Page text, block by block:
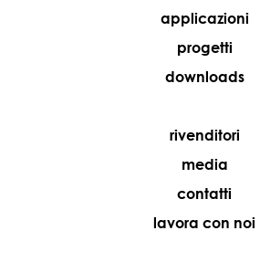
applicazioni
progetti
downloads
rivenditori
media
contatti
lavora con noi